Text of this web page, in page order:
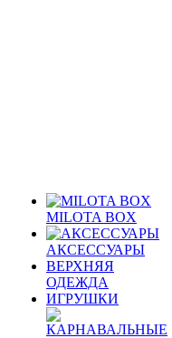
MILOTA BOX
АКСЕССУАРЫ
ВЕРХНЯЯ
ОДЕЖДА
ИГРУШКИ